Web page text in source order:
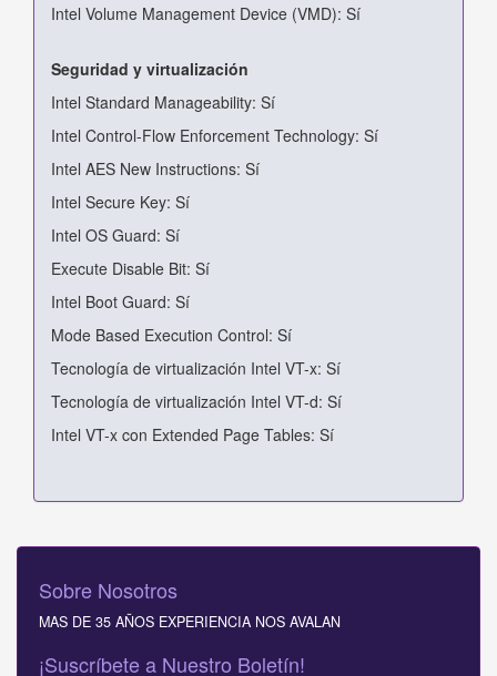
Intel Volume Management Device (VMD): Sí
Seguridad y virtualización
Intel Standard Manageability: Sí
Intel Control-Flow Enforcement Technology: Sí
Intel AES New Instructions: Sí
Intel Secure Key: Sí
Intel OS Guard: Sí
Execute Disable Bit: Sí
Intel Boot Guard: Sí
Mode Based Execution Control: Sí
Tecnología de virtualización Intel VT-x: Sí
Tecnología de virtualización Intel VT-d: Sí
Intel VT-x con Extended Page Tables: Sí
Sobre Nosotros
MAS DE 35 AÑOS EXPERIENCIA NOS AVALAN
¡Suscríbete a Nuestro Boletín!